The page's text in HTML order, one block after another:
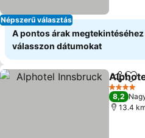
Népszerű választás
A pontos árak megtekintéséhez
válasszon dátumokat
4 Kategória
8,2
13.4